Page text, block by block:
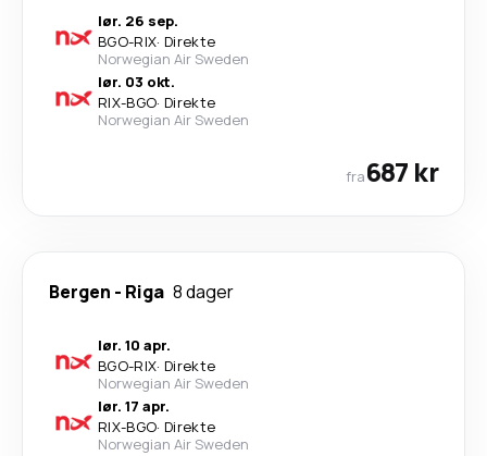
lør. 26 sep.
BGO-RIX· Direkte
Norwegian Air Sweden
lør. 03 okt.
RIX-BGO· Direkte
Norwegian Air Sweden
fra687 kr
Bergen - Riga 8 dager
lør. 10 apr.
BGO-RIX· Direkte
Norwegian Air Sweden
lør. 17 apr.
RIX-BGO· Direkte
Norwegian Air Sweden